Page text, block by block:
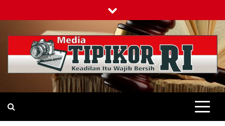
to
content
Tipikor-ri-online.my.id
Keadilan Itu Wajib Bersih